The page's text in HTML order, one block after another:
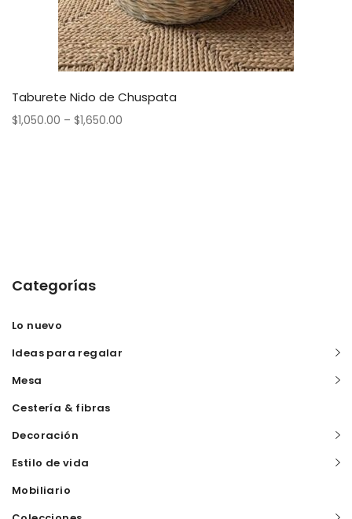
Taburete Nido de Chuspata
$1,050.00 – $1,650.00
Categorías
Lo nuevo
Ideas para regalar
Mesa
Cestería & fibras
Decoración
Estilo de vida
Mobiliario